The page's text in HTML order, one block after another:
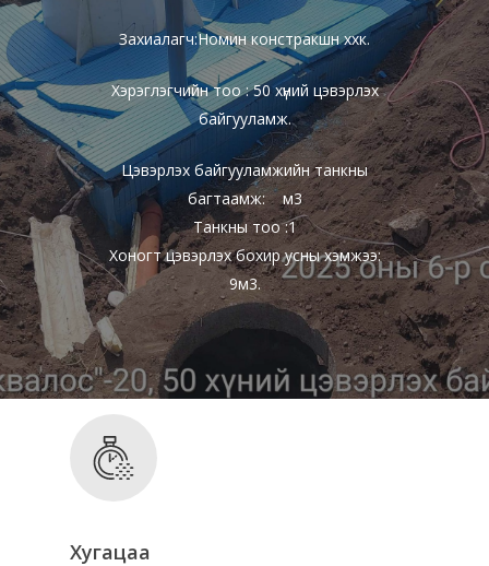
Захиалагч:Номин констракшн ххк.
Хэрэглэгчийн тоо : 50 хүний цэвэрлэх
байгууламж.
Цэвэрлэх байгууламжийн танкны
багтаамж: м3
Танкны тоо :1
Хоногт цэвэрлэх бохир усны хэмжээ:
9м3.
Хугацаа